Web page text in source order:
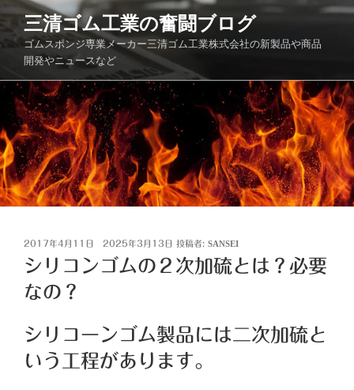
ン
テ
ツ
キ
ッ
プ
三清ゴム工業の奮闘ブログ
ゴムスポンジ専業メーカー三清ゴム工業株式会社の新製品や商品
開発やニュースなど
投
稿
日:
2017年4月11日 2025年3月13日 投稿者: SANSEI
シリコンゴムの２次加硫とは？必要
なの？
シリコーンゴム製品には二次加硫と
いう工程があります。